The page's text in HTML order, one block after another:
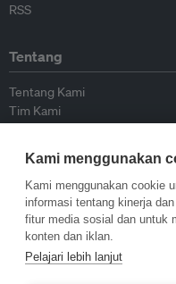
RSS
Tentang
Tentang Kami
Tim Kami
Kontributor
Hubungi Kami
Kebijakan
Pedoman Penerbitan Ulang
Kami menggunakan
Kami menggunakan cookie
informasi tentang kinerja
fitur media sosial dan untuk
konten dan iklan.
Pelajari lebih lanjut